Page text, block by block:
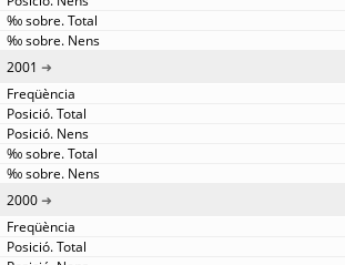
2001
2000